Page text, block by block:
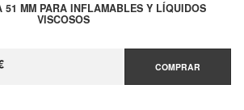
51 MM PARA INFLAMABLES Y LÍQUIDOS
VISCOSOS
COMPRAR